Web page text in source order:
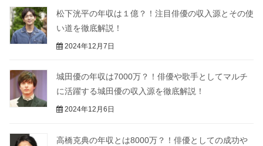
松下洸平の年収は１億？！注目俳優の収入源とその使
い道を徹底解説！
2024年12月7日
城田優の年収は7000万？！俳優や歌手としてマルチ
に活躍する城田優の収入源を徹底解説！
2024年12月6日
高橋克典の年収とは8000万？！俳優としての成功や